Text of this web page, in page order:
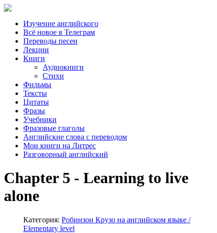
Изучение английского
Всё новое в Телеграм
Переводы песен
Лекции
Книги
Аудиокниги
Стихи
Фильмы
Тексты
Цитаты
Фразы
Учебники
Фразовые глаголы
Английские слова с переводом
Мои книги на Литрес
Разговорный английский
Chapter 5 - Learning to live
alone
Категория: Робинзон Крузо на английском языке /
Elementary level